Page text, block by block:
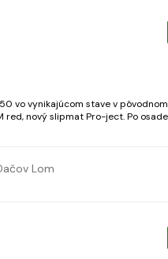
vo vynikajúcom stave v
red, nový slipmat Pro-ject. Po
Lom